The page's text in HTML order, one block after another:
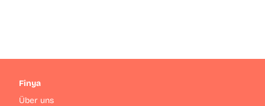
Finya
Über uns